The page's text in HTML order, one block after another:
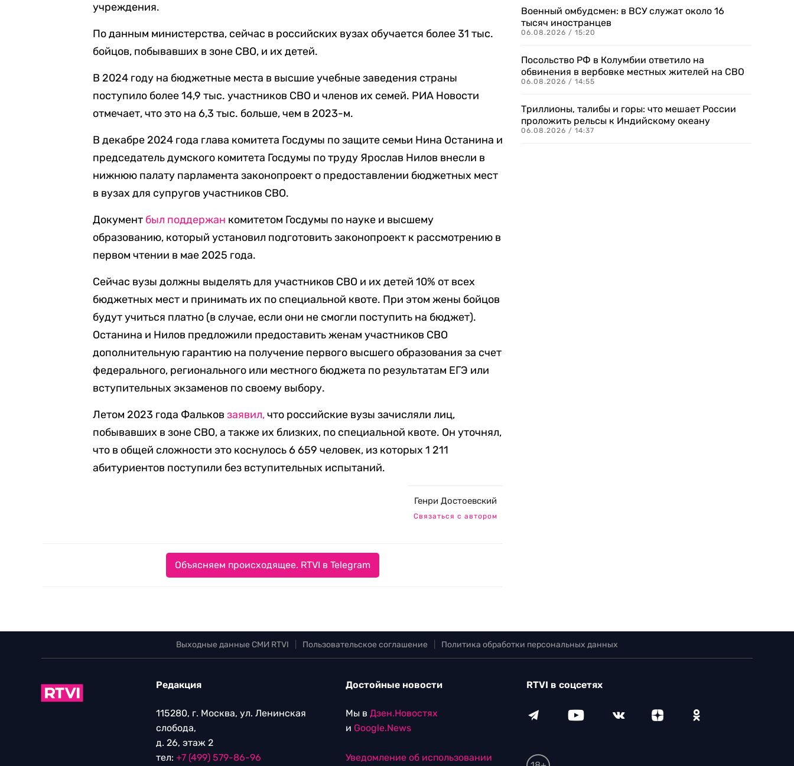
учреждения.
По данным министерства, сейчас в российских вузах обучается более 31 тыс.
бойцов, побывавших в зоне СВО, и их детей.
В 2024 году на бюджетные места в высшие учебные заведения страны
поступило более 14,9 тыс. участников СВО и членов их семей. РИА Новости
отмечает, что это на 6,3 тыс. больше, чем в 2023-м.
В декабре 2024 года глава комитета Госдумы по защите семьи Нина Останина и
председатель думского комитета Госдумы по труду Ярослав Нилов внесли в
нижнюю палату парламента законопроект о предоставлении бюджетных мест
в вузах для супругов участников СВО.
Документ был поддержан комитетом Госдумы по науке и высшему
образованию, который установил подготовить законопроект к рассмотрению в
первом чтении в мае 2025 года.
Сейчас вузы должны выделять для участников СВО и их детей 10% от всех
бюджетных мест и принимать их по специальной квоте. При этом жены бойцов
будут учиться платно (в случае, если они не смогли поступить на бюджет).
Останина и Нилов предложили предоставить женам участников СВО
дополнительную гарантию на получение первого высшего образования за счет
федерального, регионального или местного бюджета по результатам ЕГЭ или
вступительных экзаменов по своему выбору.
Летом 2023 года Фальковзаявил,что российские вузы зачисляли лиц,
побывавших в зоне СВО, а также их близких, по специальной квоте. Он уточнял,
что в общей сложности это коснулось 6 659 человек, из которых 1 211
абитуриентов поступили без вступительных испытаний.
Генри Достоевский
Связаться с автором
Объясняем происходящее. RTVI в Telegram
Военный омбудсмен: в ВСУ служат около 16
тысяч иностранцев
06.08.2026 / 15:20
Посольство РФ в Колумбии ответило на
обвинения в вербовке местных жителей на СВО
06.08.2026 / 14:55
Триллионы, талибы и горы: что мешает России
проложить рельсы к Индийскому океану
06.08.2026 / 14:37
Выходные данные СМИ RTVI Пользовательское соглашение Политика обработки персональных данных
Редакция
115280, г. Москва, ул. Ленинская
слобода,
д. 26, этаж 2
тел: +7 (499) 579-86-96
Достойные новости
Мы в Дзен.Новостях
и Google.News
Уведомление об использовании
RTVI в соцсетях